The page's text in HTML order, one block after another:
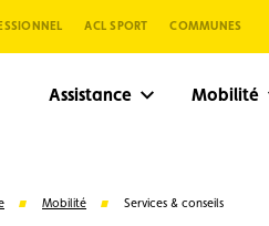
ACL SPORT COMMUNES
Assistance Mobilité
Mobilité Services & conseils